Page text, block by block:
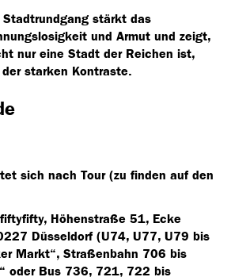
stärkt das
und Armut und zeigt,
nur eine Stadt der Reichen ist,
starken Kontraste.
sich nach Tour (zu finden auf den
Höhenstraße 51, Ecke
Düsseldorf (U74, U77, U79 bis
Markt“, Straßenbahn 706 bis
oder Bus 736, 721, 722 bis